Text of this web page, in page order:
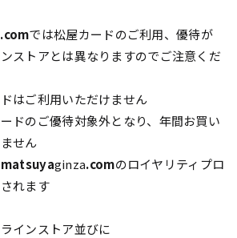
.comでは松屋カードのご利用、優待が
ストアとは異なりますのでご注意くだ
はご利用いただけません
ドのご優待対象外となり、年間お買い
せん
matsuyaginza.comのロイヤリティプロ
れます
インストア並びに